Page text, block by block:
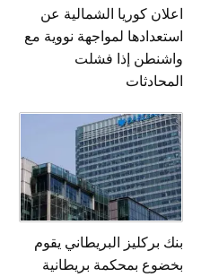
اعلان كوريا الشمالية عن
استعدادها لمواجهة نووية مع
واشنطن إذا فشلت
المحادثات
بنك بركليز البريطاني يقوم
بخضوع بمحكمة بريطانية